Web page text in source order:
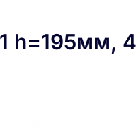
h=195мм,